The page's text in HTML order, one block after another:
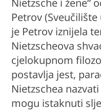
Nietzsche i žene“
Petrov
je Petrov iznijela
Nietzscheova
cjelokupnom
postavlja jest,
Nietzschea
mogu istaknuti